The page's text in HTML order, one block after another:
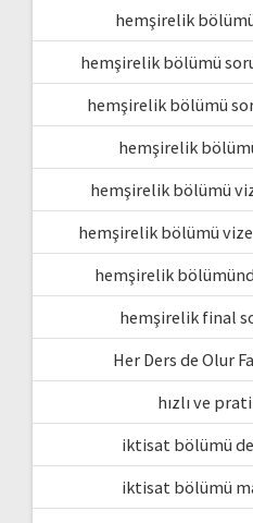
hemşirelik
hemşirelik bölümü
hemşirelik bölümü
hemşirelik
hemşirelik bölümü
hemşirelik bölümü
hemşirelik
hemşirelik final
Her Ders de Olur
hızlı ve
iktisat bölümü
iktisat bölümü